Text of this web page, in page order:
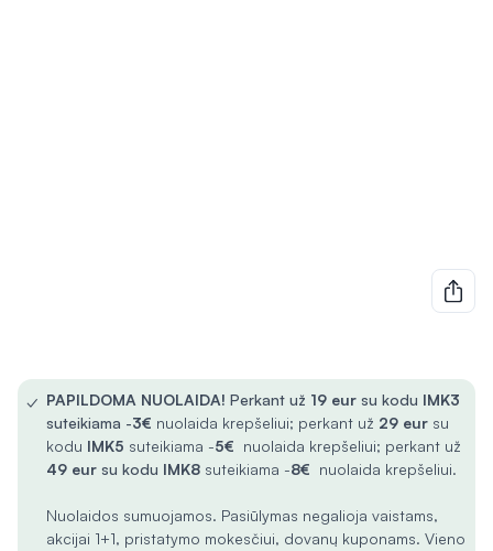
✓ PAPILDOMA NUOLAIDA! Perkant už 19 eur su kodu IMK3
suteikiama -3€ nuolaida krepšeliui; perkant už 29 eur su
kodu IMK5 suteikiama -5€ nuolaida krepšeliui; perkant už
49 eur su kodu IMK8 suteikiama -8€ nuolaida krepšeliui.
Nuolaidos sumuojamos. Pasiūlymas negalioja vaistams,
akcijai 1+1, pristatymo mokesčiui, dovanų kuponams. Vieno